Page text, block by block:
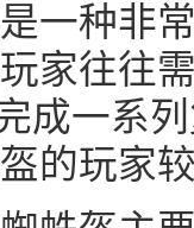
一种非
家往往
成一系
的玩家